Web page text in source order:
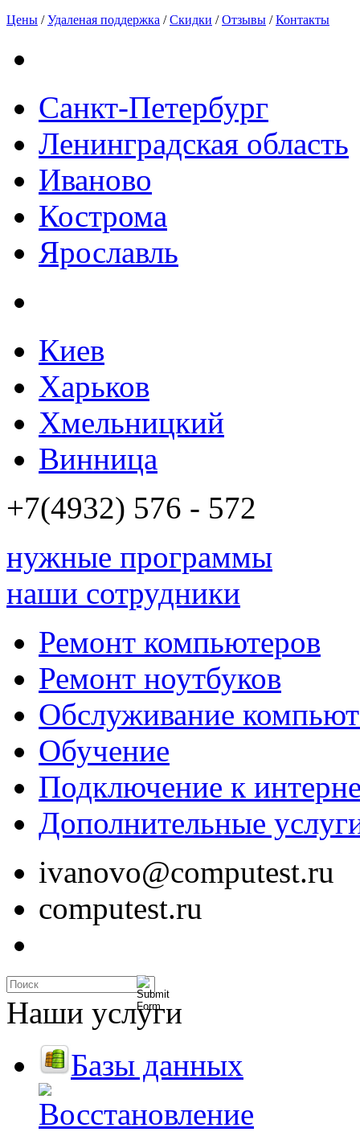
Цены /Удаленая поддержка /Скидки /Отзывы /Контакты
Санкт-Петербург
Ленинградская область
Иваново
Кострома
Ярославль
Киев
Харьков
Хмельницкий
Винница
+7(4932) 576 - 572
нужные программы
наши сотрудники
Ремонт компьютеров
Ремонт ноутбуков
Обслуживание
Обучение
Подключение к
Дополнительные
ivanovo@computest.ru
computest.ru
Наши услуги
Базы данных